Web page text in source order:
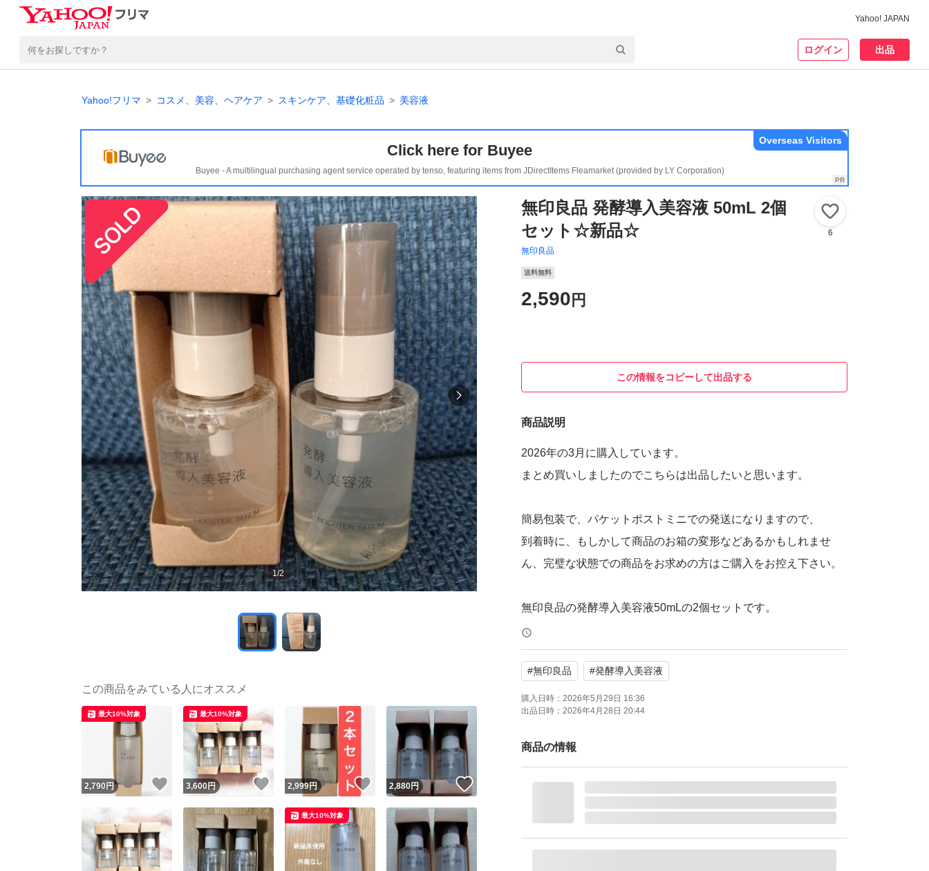
Yahoo! JAPAN
ログイン 出品
Yahoo!フリマ コスメ、美容、ヘアケア スキンケア、基礎化粧品 美容液
Click here for Buyee
Buyee - A multilingual purchasing agent service operated by tenso, featuring items from JDirectItems Fleamarket (provided by LY Corporation)
Overseas Visitors
1/2
無印良品 発酵導入美容液 50mL 2個
セット☆新品☆
無印良品
6
送料無料
2,590 円
この情報をコピーして出品する
商品説明
2026年の3月に購入しています。
まとめ買いしましたのでこちらは出品したいと思います。
簡易包装で、パケットポストミニでの発送になりますので、
到着時に、もしかして商品のお箱の変形などあるかもしれませ
ん、完璧な状態での商品をお求めの方はご購入をお控え下さい。
無印良品の発酵導入美容液50mLの2個セットです。
こちらは、化粧水の前につけて頂く導入美容液になります。
天然由来成分100%にこだわったコクのある導入美容液で、成分
の65%以上が肌にハリとうるおいを与える米ぬか発酵液です。
化粧水の前に使用することで、保湿成分が角質層まで浸透しやす
いなめらかな肌に整えます。
ルフリーで、アレルギーテスト済みです。
【商品名】発酵導入美容液
#無印良品 #発酵導入美容液
購入日時： 2026年5月29日 16:36
出品日時： 2026年4月28日 20:44
商品の情報
この商品をみている人にオススメ
2,790 円 いいね！
最大10%対象
3,600円 いいね！
最大10%対象
2,999円 いいね！
2,880円 いいね！
最大10%対象